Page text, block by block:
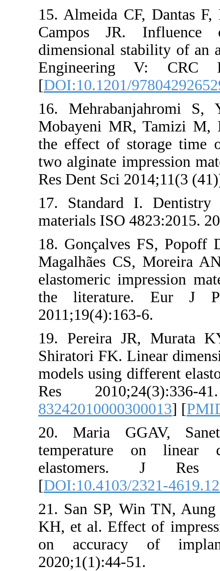
15. Almeida
Campos
dimensional
[DOI:10.1201/
16.
Mobayeni
the effect of
two alginate
Res Dent Sci
17. Standard
materials ISO
18.
Magalhães
elastomeric
the
19. Pereira
Shiratori FK.
models using
Res
20. Maria
[DOI:10.4103/
21. San SP,
KH, et al.
on
2020;1(1):44-